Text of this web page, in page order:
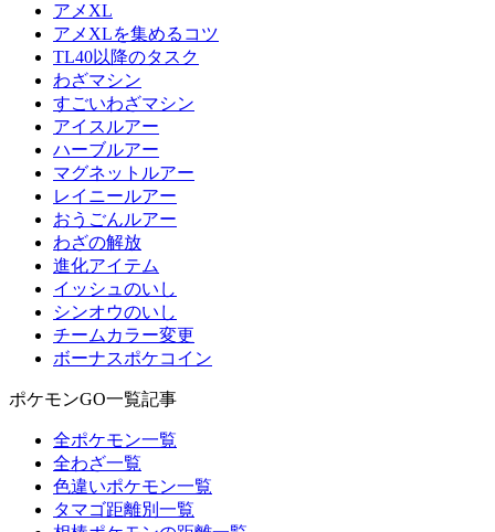
アメXL
アメXLを集めるコツ
TL40以降のタスク
わざマシン
すごいわざマシン
アイスルアー
ハーブルアー
マグネットルアー
レイニールアー
おうごんルアー
わざの解放
進化アイテム
イッシュのいし
シンオウのいし
チームカラー変更
ボーナスポケコイン
ポケモンGO一覧記事
全ポケモン一覧
全わざ一覧
色違いポケモン一覧
タマゴ距離別一覧